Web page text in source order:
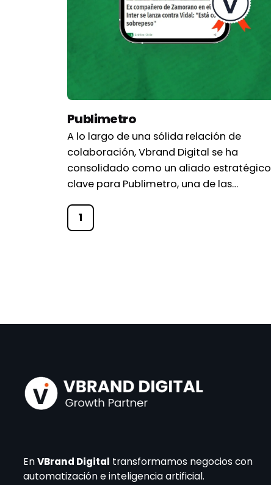
Publimetro
A lo largo de una sólida relación de
colaboración, Vbrand Digital se ha
consolidado como un aliado estratégico
clave para Publimetro, una de las…
1
EnVBrand Digital transformamos negocios con
automatización e inteligencia artificial.